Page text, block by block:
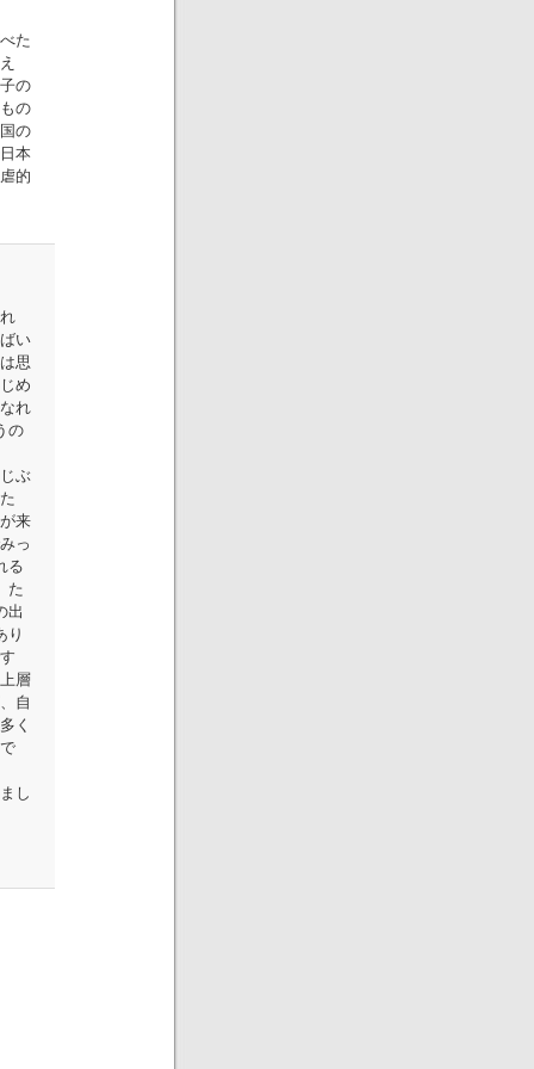
た
の
の
の
本
的
い
思
め
れ
の
ぶ
来
っ
る
た
出
り
層
自
く
し